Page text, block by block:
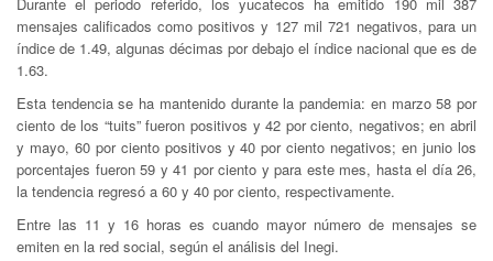
mensajes calificados como positivos y 127 mil 721 negativos, para un
índice de 1.49, algunas décimas por debajo el índice nacional que es de
1.63.
Esta tendencia se ha mantenido durante la pandemia: en marzo 58 por
ciento de los “tuits” fueron positivos y 42 por ciento, negativos; en abril
y mayo, 60 por ciento positivos y 40 por ciento negativos; en junio los
porcentajes fueron 59 y 41 por ciento y para este mes, hasta el día 26,
la tendencia regresó a 60 y 40 por ciento, respectivamente.
Entre las 11 y 16 horas es cuando mayor número de mensajes se
emiten en la red social, según el análisis del Inegi.